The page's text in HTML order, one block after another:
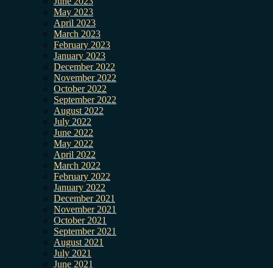
May 2023
April 2023
March 2023
February 2023
January 2023
December 2022
November 2022
October 2022
September 2022
August 2022
July 2022
June 2022
May 2022
April 2022
March 2022
February 2022
January 2022
December 2021
November 2021
October 2021
September 2021
August 2021
July 2021
June 2021